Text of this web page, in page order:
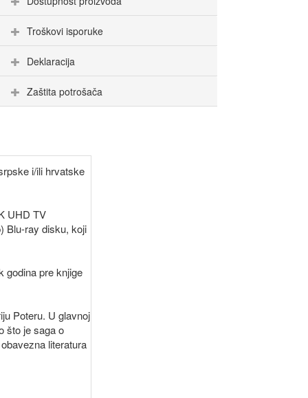
Troškovi isporuke
Deklaracija
Zaštita potrošača
i/ili hrvatske
UHD TV
Blu-ray disku, koji
godina pre knjige
Poteru. U glavnoj
što je saga o
literatura